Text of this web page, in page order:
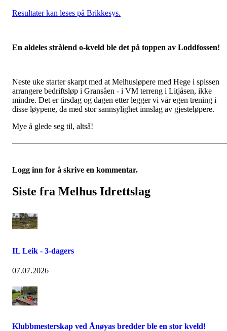
Resultater kan leses på Brikkesys.
En aldeles strålend o-kveld ble det på toppen av Loddfossen!
Neste uke starter skarpt med at Melhusløpere med Hege i spissen
arrangere bedriftsløp i Gransåen - i VM terreng i Litjåsen, ikke
mindre. Det er tirsdag og dagen etter legger vi vår egen trening i
disse løypene, da med stor sannsylighet innslag av gjesteløpere.
Mye å glede seg til, altså!
Logg inn for å skrive en kommentar.
Siste fra Melhus Idrettslag
IL Leik - 3-dagers
07.07.2026
Klubbmesterskap ved Ånøyas bredder ble en stor kveld!